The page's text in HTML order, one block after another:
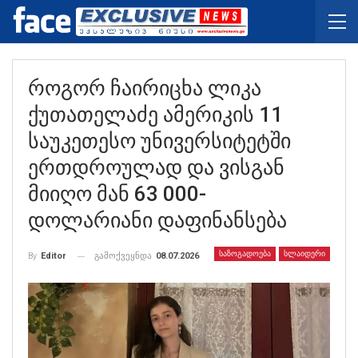
Როგორ Ჩაირიცხა Ლიკა
Ქუთათელაძე Ამერიკის 11
Საუკეთესო Უნივერსიტეტში
Ერთდროულად Და Ვისგან
Მიიღო Მან 63 000-
Დოლარიანი Დაფინანსება
ᲡᲐᲖᲝᲒᲐᲓᲝᲔᲑᲐ ᲡᲚᲐᲘᲓᲔᲠᲘ
By Editor გამოქვეყნდა 08.07.2026